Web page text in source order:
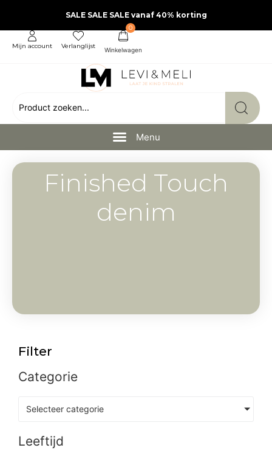
SALE SALE SALE vanaf 40% korting
Mijn account Verlanglijst
0
Finished Touch
denim
Filter
Categorie
Selecteer categorie
Leeftijd